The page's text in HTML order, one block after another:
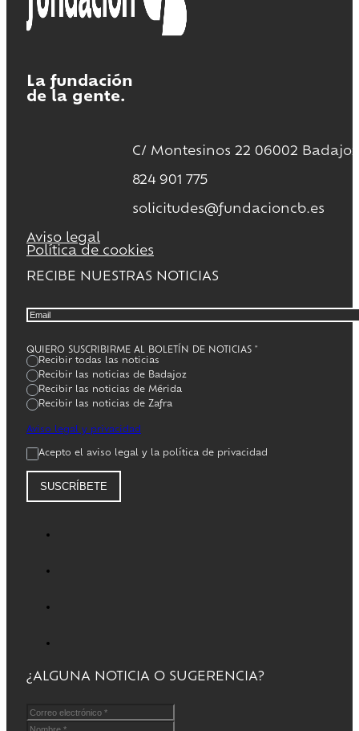
La fundación
de la gente.
C/ Montesinos 22 06002 Badajoz
824 901 775
solicitudes@fundacioncb.es
Aviso legal
Política de cookies
RECIBE NUESTRAS NOTICIAS
QUIERO SUSCRIBIRME AL BOLETÍN DE NOTICIAS *
Recibir todas las noticias
Recibir las noticias de Badajoz
Recibir las noticias de Mérida
Recibir las noticias de Zafra
Aviso legal y privacidad
Acepto el aviso legal y la política de privacidad
SUSCRÍBETE
¿ALGUNA NOTICIA O SUGERENCIA?